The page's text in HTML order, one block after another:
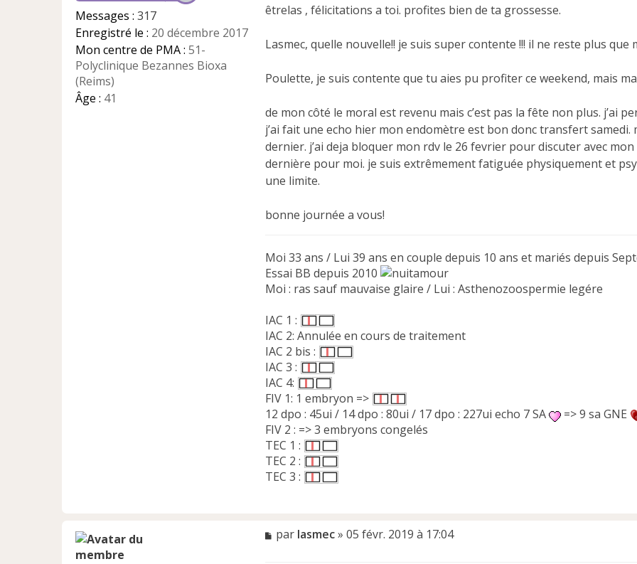
Messages : 317
Enregistré le : 20 décembre 2017
Mon centre de PMA : 51-
Polyclinique Bezannes Bioxa
(Reims)
Âge : 41
e
n
u
êtrelas , félicitations a toi. profites bien de ta grossesse.
Lasmec, quelle nouvelle!! je suis super contente !!! il ne reste plus que
Poulette, je suis contente que tu aies pu profiter ce weekend, mais
de mon côté le moral est revenu mais c’est pas la fête non plus. j’ai
j’ai fait une echo hier mon endomètre est bon donc transfert samedi.
dernier. j’ai deja bloquer mon rdv le 26 fevrier pour discuter avec
dernière pour moi. je suis extrêmement fatiguée physiquement et
une limite.
bonne journée a vous!
Moi 33 ans / Lui 39 ans en couple depuis 10 ans et mariés depuis
Essai BB depuis 2010
Moi : ras sauf mauvaise glaire / Lui : Asthenozoospermie legére
IAC 1 :
IAC 2: Annulée en cours de traitement
IAC 2 bis :
IAC 3 :
IAC 4:
FIV 1: 1 embryon =>
12 dpo : 45ui / 14 dpo : 80ui / 17 dpo : 227ui echo 7 SA
=> 9 sa GNE
FIV 2 : => 3 embryons congelés
TEC 1 :
TEC 2 :
TEC 3 :
M
par lasmec» 05 févr. 2019 à 17:04